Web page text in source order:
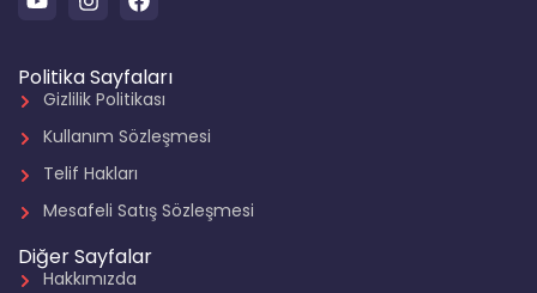
Politika Sayfaları
Gizlilik Politikası
Kullanım Sözleşmesi
Telif Hakları
Mesafeli Satış Sözleşmesi
Diğer Sayfalar
Hakkımızda